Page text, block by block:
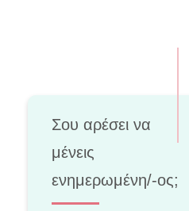
Σου αρέσει να
μένεις
ενημερωμένη/-ος;